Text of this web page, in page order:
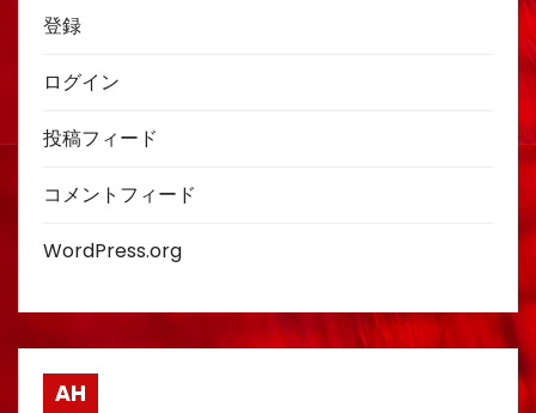
登録
ログイン
投稿フィード
コメントフィード
WordPress.org
AH